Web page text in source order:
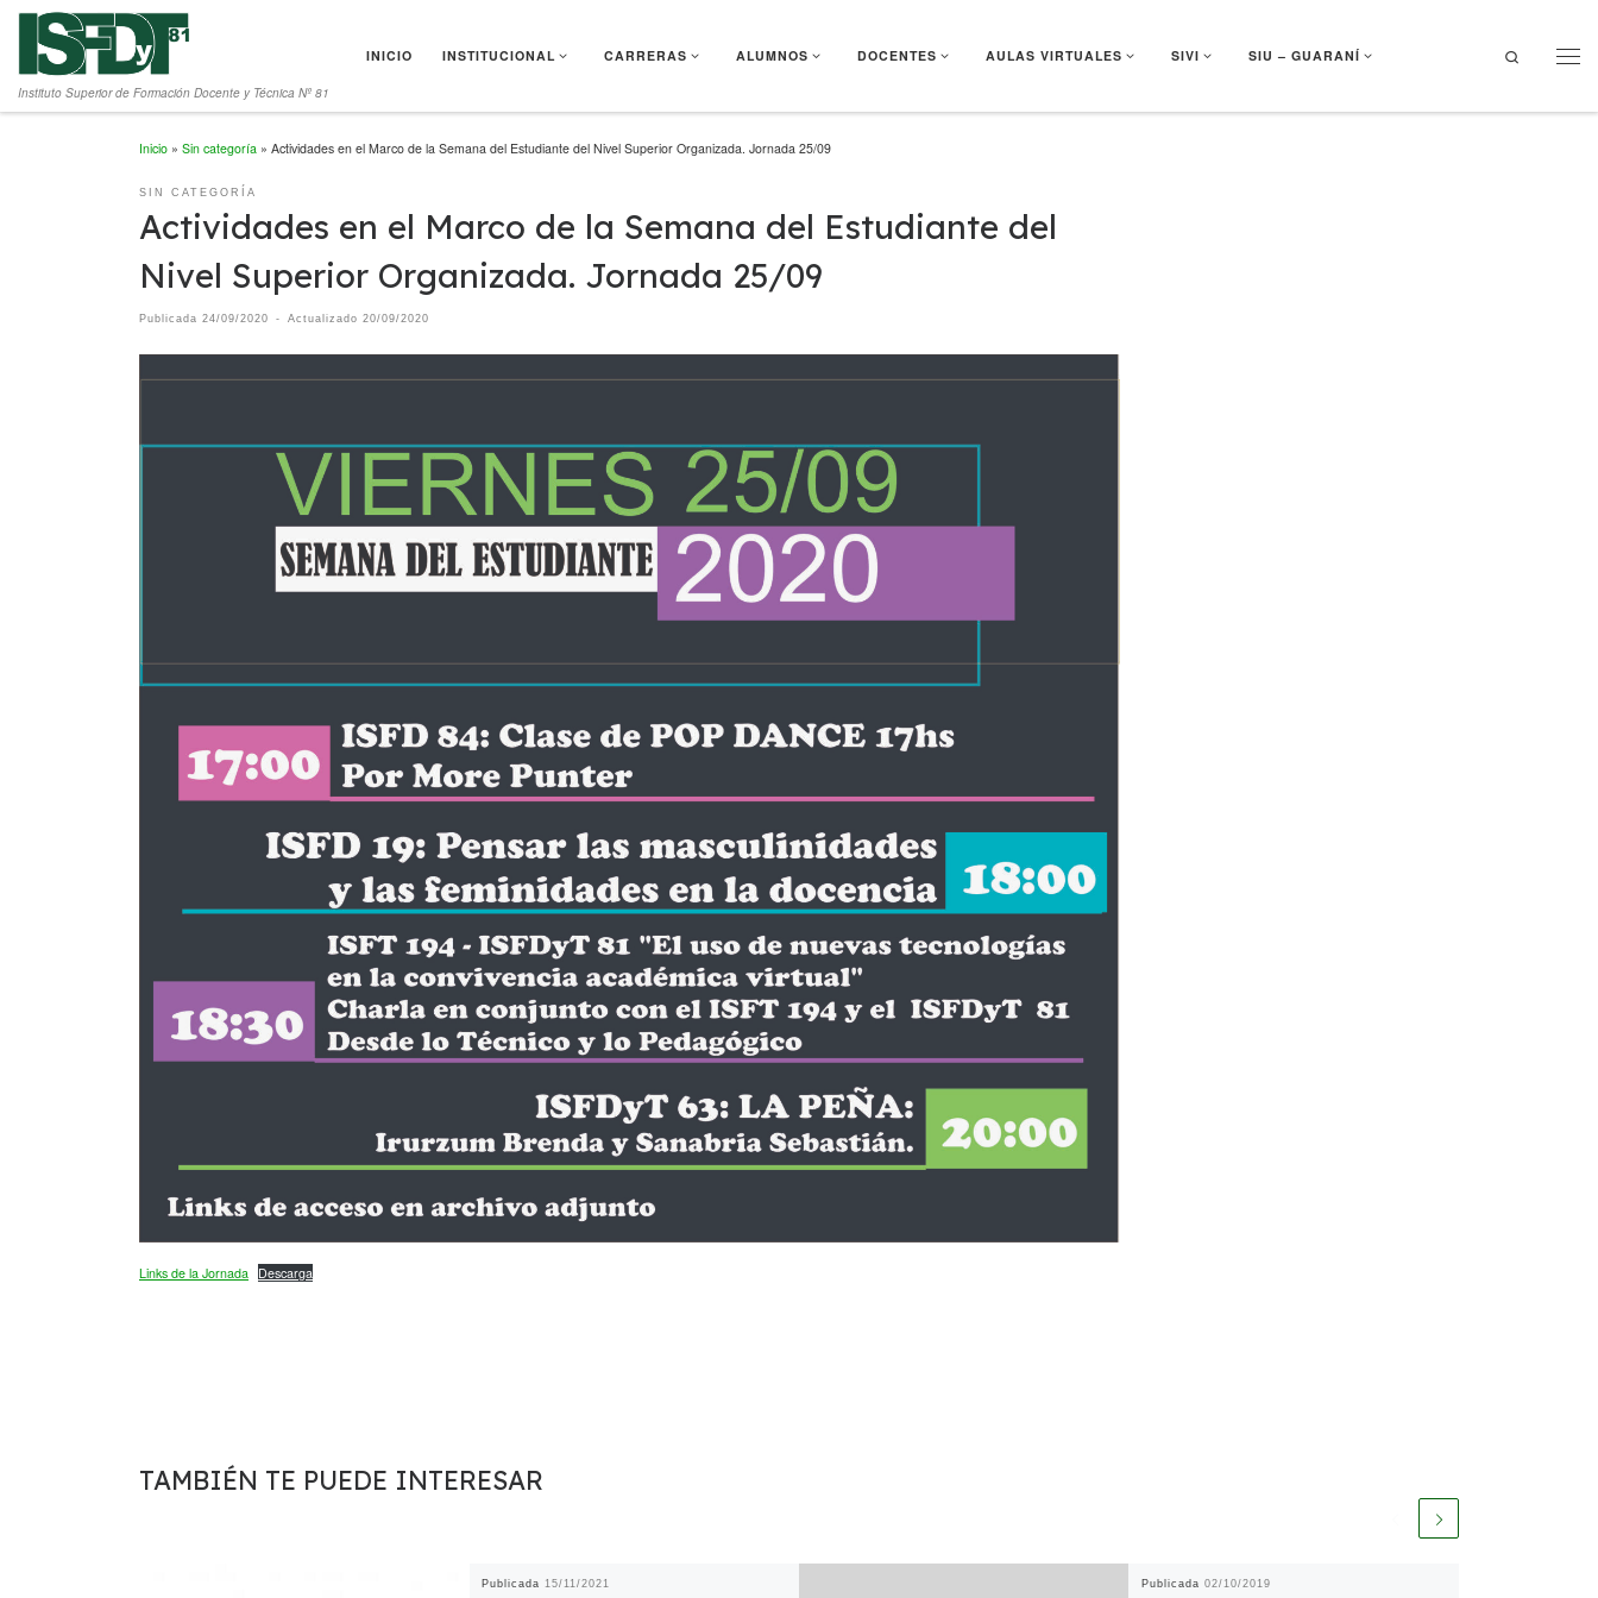
Saltar al contenido
Instituto Superior de Formación Docente y Técnica Nº 81
INICIO INSTITUCIONAL CARRERAS ALUMNOS DOCENTES AULAS VIRTUALES SIVI SIU – GUARANÍ
Search
Inicio » Sin categoría » Actividades en el Marco de la Semana del Estudiante del Nivel Superior Organizada. Jornada 25/09
SIN CATEGORÍA
Actividades en el Marco de la Semana del Estudiante del
Nivel Superior Organizada. Jornada 25/09
Publicada 24/09/2020 - Actualizado 20/09/2020
Links de la Jornada Descarga
TAMBIÉN TE PUEDE INTERESAR
Publicada 15/11/2021 Publicada 02/10/2019